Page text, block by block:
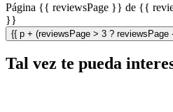
Página {{ reviewsPage }} de {{
}}
{{ p + (reviewsPage > 3 ? reviewsPage
Tal vez te pueda